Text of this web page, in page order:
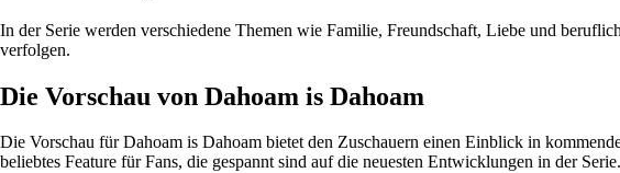
In der Serie werden verschiedene Themen wie Familie, Freundschaft, Liebe und
verfolgen.
Die Vorschau von Dahoam is Dahoam
Die Vorschau für Dahoam is Dahoam bietet den Zuschauern einen Einblick in
beliebtes Feature für Fans, die gespannt sind auf die neuesten Entwicklungen in der Serie.